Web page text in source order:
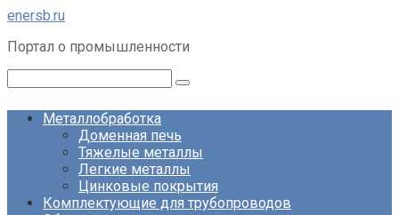
Перейти
контенту
enersb.ru
Портал о промышленности
Металлобработка
Доменная печь
Тяжелые металлы
Легкие металлы
Цинковые покрытия
Комплектующие для трубопроводов